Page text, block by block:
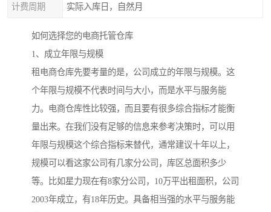
计费周期 实际入库日，自然月
如何选择您的电商托管仓库
1、成立年限与规模
租电商仓库先要考量的是，公司成立的年限与规模。这
个年限与规模不代表时间与大小，而是水平与服务能
力。电商仓库性比较强，而且要有很多综合指标才能衡
量出来。在我们没有足够的信息来参考决策时，可以用
年限与规模这个综合指标来替代，通常建议十年以上，
规模可以看这家公司有几家分公司，库区总面积多少
等。比如星力现在有8家分公司，10万平出租面积，公司
2003年成立，有18年历史。具备相当强的水平与服务能